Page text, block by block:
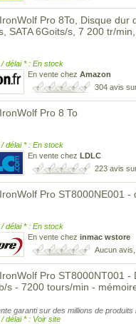
Pro 8To, Disque dur
SATA 6Goits/s, 7 200 tr/
/ délai * : En stock
En vente chez Amazon
304 avis
Pro 8 To
/ délai * : En stock
En vente chez LDLC
223 avis
Pro ST8000NE001 -
/ délai * : En stock
En vente chez inmac wstore
Aucun
Pro ST8000NT001
s - 7200 tours/min -
garanti sur des millions de
délai * : Voir site